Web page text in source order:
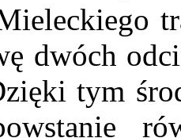
dwóch
tym